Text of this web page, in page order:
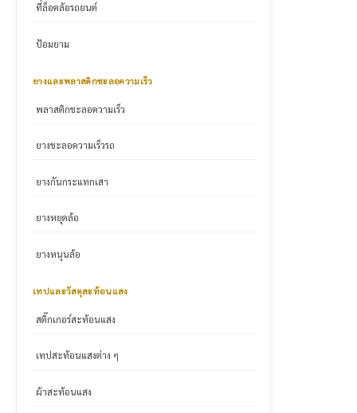
ที่ล็อคล้อรถยนต์
ป้อมยาม
ยางและพลาสติกชะลอความเร็ว
พลาสติกชะลอความเร็ว
ยางชะลอความเร็วรถ
ยางกันกระแทกเสา
ยางหยุดล้อ
ยางหนุนล้อ
เทปและวัสดุสะท้อนแสง
สติ๊กเกอร์สะท้อนแสง
เทปสะท้อนแสงต่าง ๆ
ผ้าสะท้อนแสง